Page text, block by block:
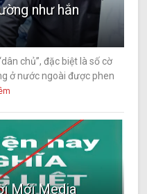
như hắn
chủ”, đặc biệt là số cờ
ở nước ngoài được phen
Mới Media